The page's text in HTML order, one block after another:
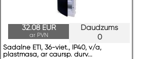
Daudzums
0
32.08 EUR
ar PVN
Sadalne ETI, 36-viet., IP40, v/a,
plastmasa, ar caursp. durv...